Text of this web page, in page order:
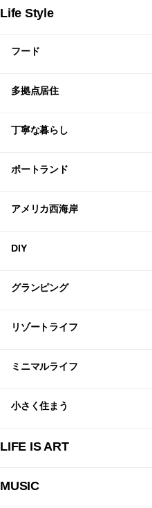
Life Style
フード
多拠点居住
丁寧な暮らし
ポートランド
アメリカ西海岸
DIY
グランピング
リゾートライフ
ミニマルライフ
小さく住まう
LIFE IS ART
MUSIC